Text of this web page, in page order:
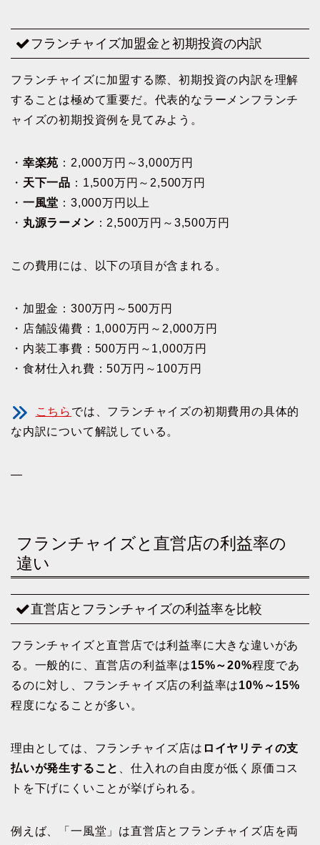
フランチャイズ加盟金と初期投資の内訳
フランチャイズに加盟する際、初期投資の内訳を理解
することは極めて重要だ。代表的なラーメンフランチ
ャイズの初期投資例を見てみよう。
・ 幸楽苑 ：2,000万円～3,000万円
・ 天下一品 ：1,500万円～2,500万円
・ 一風堂 ：3,000万円以上
・ 丸源ラーメン ：2,500万円～3,500万円
この費用には、以下の項目が含まれる。
・加盟金：300万円～500万円
・店舗設備費：1,000万円～2,000万円
・内装工事費：500万円～1,000万円
・食材仕入れ費：50万円～100万円
こちら では、フランチャイズの初期費用の具体的
な内訳について解説している。
—
フランチャイズと直営店の利益率の
違い
直営店とフランチャイズの利益率を比較
フランチャイズと直営店では利益率に大きな違いがあ
る。一般的に、直営店の利益率は15%～20%程度であ
るのに対し、フランチャイズ店の利益率は10%～15%
程度になることが多い。
理由としては、フランチャイズ店は ロイヤリティの支
払いが発生すること
、仕入れの自由度が低く原価コス
トを下げにくいことが挙げられる。
例えば、「一風堂」は直営店とフランチャイズ店を両